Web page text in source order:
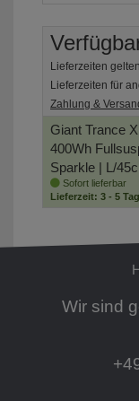
Lieferzeiten
Lieferzeiten für
Zahlung &
Giant Trance
400Wh
Sparkle | L/
Sofort lieferbar
Lieferzeit: 3 - 5
Wir sind